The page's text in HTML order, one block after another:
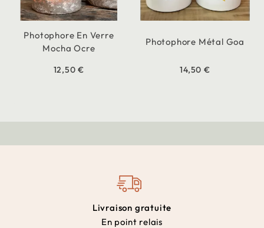
Photophore En Verre
Mocha Ocre
12,50 €
Photophore Métal Goa
14,50 €
Livraison gratuite
En point relais